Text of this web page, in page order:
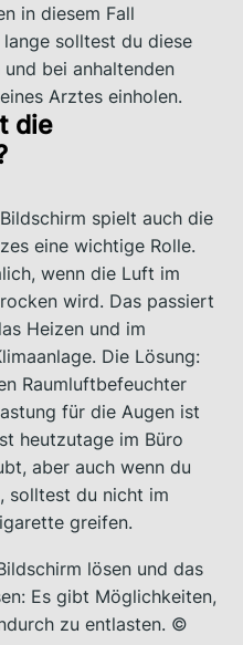
in diesem Fall
solltest du diese
bei anhaltenden
Arztes einholen.
die
spielt auch die
eine wichtige Rolle.
wenn die Luft im
wird. Das passiert
Heizen und im
Die Lösung:
Raumluftbefeuchter
für die Augen ist
heutzutage im Büro
aber auch wenn du
solltest du nicht im
greifen.
lösen und das
Es gibt Möglichkeiten,
zu entlasten. ©